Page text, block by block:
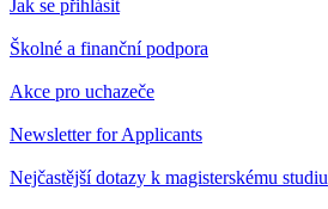
Jak se přihlásit
Školné a finanční podpora
Akce pro uchazeče
Newsletter for Applicants
Nejčastější dotazy k magisterskému studiu